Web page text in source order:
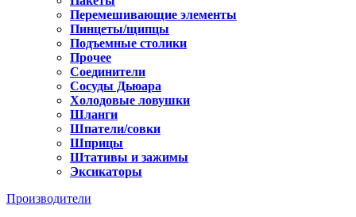
Перемешивающие элементы
Пинцеты/щипцы
Подъемные столики
Прочее
Соединители
Сосуды Дьюара
Холодовые ловушки
Шланги
Шпатели/совки
Шприцы
Штативы и зажимы
Эксикаторы
Производители